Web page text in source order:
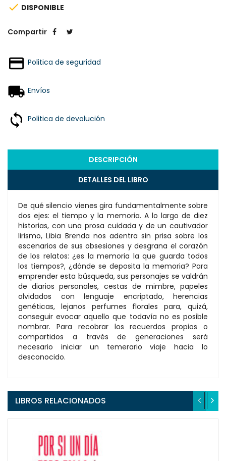
 DISPONIBLE
Compartir
Politica de seguridad
Envíos
Politica de devolución
DESCRIPCIÓN
DETALLES DEL LIBRO
De qué silencio vienes gira fundamentalmente sobre
dos ejes: el tiempo y la memoria. A lo largo de diez
historias, con una prosa cuidada y de un cautivador
lirismo, Libia Brenda nos adentra sin prisa sobre los
escenarios de sus obsesiones y desgrana el corazón
de los relatos: ¿es la memoria la que guarda todos
los tiempos?, ¿dónde se deposita la memoria? Para
emprender esta búsqueda, sus personajes se valdrán
de diarios personales, cestas de mimbre, papeles
olvidados con lenguaje encriptado, herencias
genéticas, lejanos perfumes florales para, quizá,
conseguir evocar aquello que todavía no es posible
nombrar. Para recobrar los recuerdos propios o
compartidos a través de generaciones será
necesario iniciar un temerario viaje hacia lo
desconocido.
LIBROS RELACIONADOS